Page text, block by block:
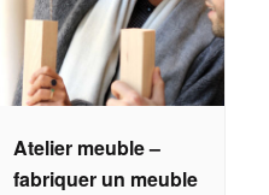
Atelier meuble –
fabriquer un meuble